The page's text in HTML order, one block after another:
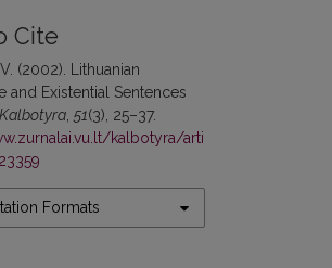
Cite
(2002). Lithuanian
and Existential Sentences
Kalbotyra 51(3), 25–37.
kalbotyra/arti
Formats